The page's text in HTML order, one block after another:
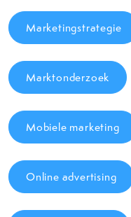
Marketingstrategie
Marktonderzoek
Mobiele marketing
Online advertising